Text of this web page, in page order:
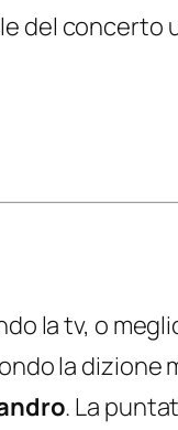
del concerto
la tv, o
la
. La